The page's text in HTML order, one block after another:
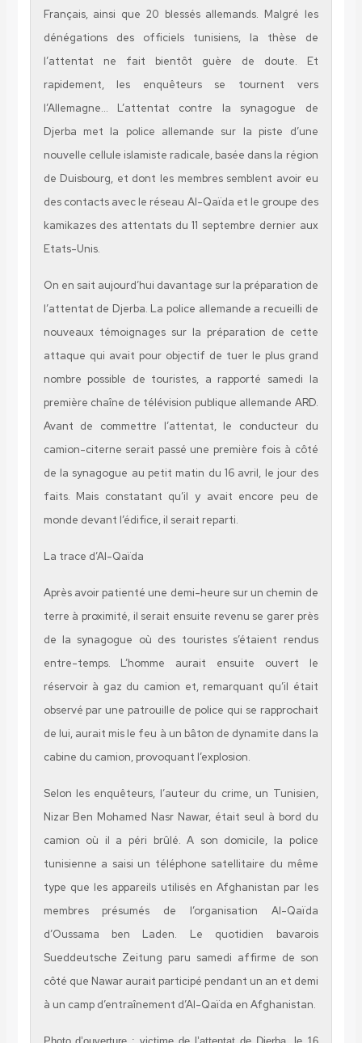
Français, ainsi que 20 blessés allemands. Malgré les
dénégations des officiels tunisiens, la thèse de
l’attentat ne fait bientôt guère de doute. Et
rapidement, les enquêteurs se tournent vers
l’Allemagne… L’attentat contre la synagogue de
Djerba met la police allemande sur la piste d’une
nouvelle cellule islamiste radicale, basée dans la région
de Duisbourg, et dont les membres semblent avoir eu
des contacts avec le réseau Al-Qaïda et le groupe des
kamikazes des attentats du 11 septembre dernier aux
Etats-Unis.
On en sait aujourd’hui davantage sur la préparation de
l’attentat de Djerba. La police allemande a recueilli de
nouveaux témoignages sur la préparation de cette
attaque qui avait pour objectif de tuer le plus grand
nombre possible de touristes, a rapporté samedi la
première chaîne de télévision publique allemande ARD.
Avant de commettre l’attentat, le conducteur du
camion-citerne serait passé une première fois à côté
de la synagogue au petit matin du 16 avril, le jour des
faits. Mais constatant qu’il y avait encore peu de
monde devant l’édifice, il serait reparti.
La trace d’Al-Qaïda
Après avoir patienté une demi-heure sur un chemin de
terre à proximité, il serait ensuite revenu se garer près
de la synagogue où des touristes s’étaient rendus
entre-temps. L’homme aurait ensuite ouvert le
réservoir à gaz du camion et, remarquant qu’il était
observé par une patrouille de police qui se rapprochait
de lui, aurait mis le feu à un bâton de dynamite dans la
cabine du camion, provoquant l’explosion.
Selon les enquêteurs, l’auteur du crime, un Tunisien,
Nizar Ben Mohamed Nasr Nawar, était seul à bord du
camion où il a péri brûlé. A son domicile, la police
tunisienne a saisi un téléphone satellitaire du même
type que les appareils utilisés en Afghanistan par les
membres présumés de l’organisation Al-Qaïda
d’Oussama ben Laden. Le quotidien bavarois
Sueddeutsche Zeitung paru samedi affirme de son
côté que Nawar aurait participé pendant un an et demi
à un camp d’entraînement d’Al-Qaïda en Afghanistan.